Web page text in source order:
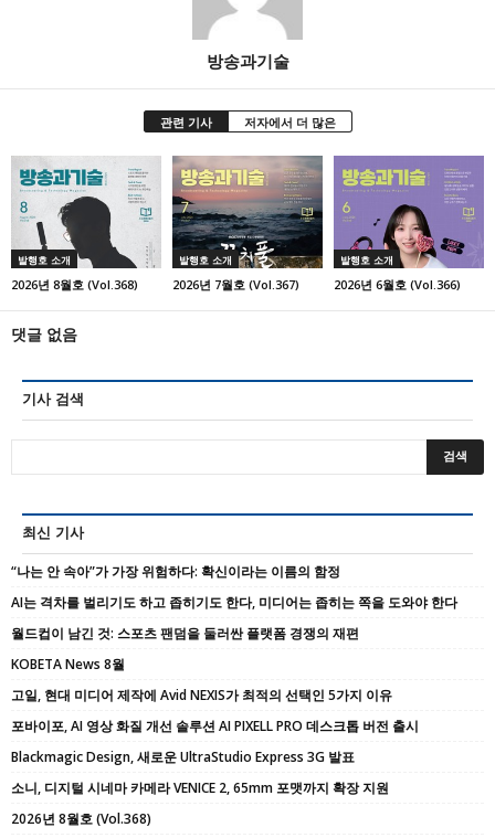
방송과기술
관련 기사 저자에서 더 많은
발행호 소개
2026년 8월호 (Vol.368)
발행호 소개
2026년 7월호 (Vol.367)
발행호 소개
2026년 6월호 (Vol.366)
댓글 없음
기사 검색
최신 기사
“나는 안 속아”가 가장 위험하다: 확신이라는 이름의 함정
AI는 격차를 벌리기도 하고 좁히기도 한다, 미디어는 좁히는 쪽을 도와야 한다
월드컵이 남긴 것: 스포츠 팬덤을 둘러싼 플랫폼 경쟁의 재편
KOBETA News 8월
고일, 현대 미디어 제작에 Avid NEXIS가 최적의 선택인 5가지 이유
포바이포, AI 영상 화질 개선 솔루션 AI PIXELL PRO 데스크톱 버전 출시
Blackmagic Design, 새로운 UltraStudio Express 3G 발표
소니, 디지털 시네마 카메라 VENICE 2, 65mm 포맷까지 확장 지원
2026년 8월호 (Vol.368)